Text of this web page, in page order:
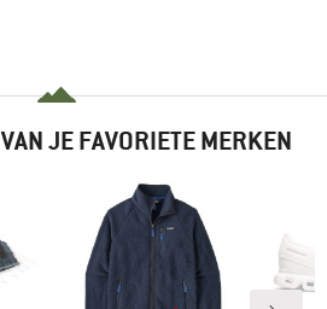
JE FAVORIETE MERKEN